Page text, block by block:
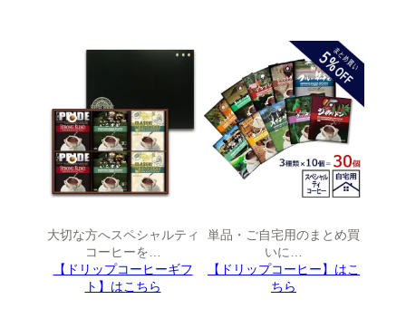
コーヒーマイスターセレクトギフト
レギュラーコーヒーギフト
ドリップコーヒーギフト
スイーツギフト
スイーツとコーヒーギフト
大切な方へスペシャルティ
コーヒーを…
【ドリップコーヒーギフ
ト】はこちら
単品・ご自宅用のまとめ買
いに…
【ドリップコーヒー】はこ
ちら